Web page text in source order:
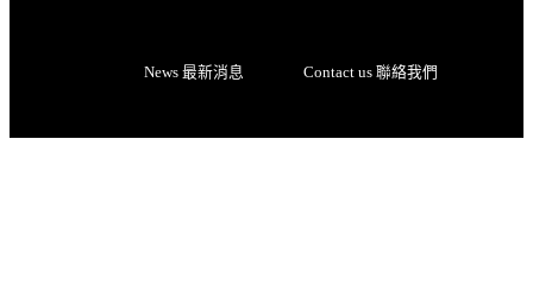
News 最新消息 Contact us 聯絡我們